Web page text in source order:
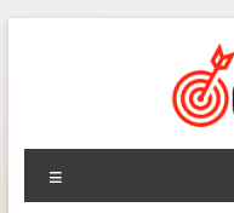
Cible95